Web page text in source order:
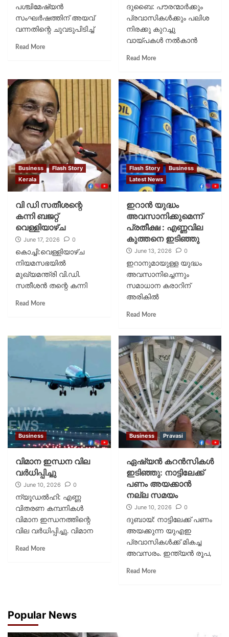
പശ്ചിമേഷ്യന്‍
സംഘര്‍ഷത്തിന് അയവ്
വന്നതിന്റെ ചുവടുപിടിച്ച്
ഇന്ധനവില കുറച്ച്
പാകിസ്ഥാന്‍. പെട്രോള്‍
വില ലിറ്ററിന് 74 രൂപയും (
പാകിസ്ഥാന്‍ രൂപ)
ഡീസലിന് 67...
Read More
ദുബൈ: പൗരന്മാര്‍ക്കും
പ്രവാസികള്‍ക്കും പലിശ
നിരക്കു കുറച്ചു
വായ്പകള്‍ നല്‍കാന്‍
ബാങ്കുകളുടെ
പലിശനിരക്ക് ഏറ്റവും താഴ്ന്ന
നിലയിലാണ്. വരുമാനം
അനുസരിച്ചു 2.6 മുതല്‍
4.5 ശതമാനം
വരെയായിരിക്കും...
Read More
Business
Flash Story
Kerala
വി ഡി സതീശന്റെ
കന്നി ബജറ്റ്
വെള്ളിയാഴ്ച
June 17, 2026
0
കൊച്ചി:വെള്ളിയാഴ്ച
നിയമസഭയിൽ
മുഖ്യമന്ത്രി വി.ഡി.
സതീശൻ തന്റെ കന്നി
രാഷ്ട്രീയ-ധനകാര്യ
അധികമാരും അറിയാത്ത
ഒരു അപൂർവ്വ
അധ്യായത്തിന്റെ
പുനരുജ്ജീവനമാകും. ഈ
ബജറ്റ്
അവതരണത്തിലൂടെ
എറണാകുളം...
Read More
Flash Story
Business
Latest News
ഇറാന്‍ യുദ്ധം
അവസാനിക്കുമെന്ന്
പ്രതീക്ഷ : എണ്ണവില
കുത്തനെ ഇടിഞ്ഞു
June 13, 2026
0
ഇറാനുമായുള്ള യുദ്ധം
അവസാനിച്ചെന്നും
സമാധാന കരാറിന്
അരികില്‍
പ്രസ്താവനയെ തുടര്‍ന്ന്
എണ്ണവില കുത്തനെ
ഇടിഞ്ഞു. ഇന്ത്യ
മുഖ്യമായി
ആശ്രയിക്കുന്ന
ബ്രെന്‍ഡ് ക്രൂഡിന്റെ
വില ബാരലിന് 90
ഡോളറില്‍...
Read More
Business
വിമാന ഇന്ധന വില
വര്‍ധിപ്പിച്ചു
June 10, 2026
0
ന്യൂഡല്‍ഹി: എണ്ണ
വിതരണ കമ്പനികള്‍
വിമാന ഇന്ധനത്തിന്റെ
വില വര്‍ധിപ്പിച്ചു. വിമാന
വിമാനക്കമ്പനികള്‍ക്കുള്ള
ജെറ്റ് ഇന്ധനത്തിന്റെ വില
ലിറ്ററിന് 104.93 രൂപയില്‍...
Read More
Business Pravasi
ഏഷ്യന്‍ കറന്‍സികള്‍
ഇടിഞ്ഞു: നാട്ടിലേക്ക്
പണം അയക്കാന്‍
നല്ല സമയം
June 10, 2026
0
ദുബായ്: നാട്ടിലേക്ക് പണം
അയക്കുന്ന യുഎഇ
പ്രവാസികള്‍ക്ക് മികച്ച
അവസരം. ഇന്ത്യന്‍ രൂപ,
Read More
Popular News